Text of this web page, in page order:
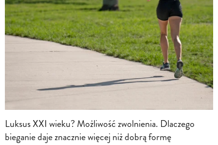
Luksus XXI wieku? Możliwość zwolnienia. Dlaczego
bieganie daje znacznie więcej niż dobrą formę